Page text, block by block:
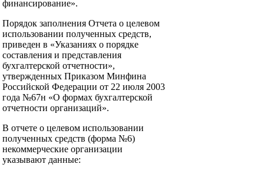
финансирование».
Порядок заполнения Отчета о целевом
использовании полученных средств,
приведен в «Указаниях о порядке
составления и представления
бухгалтерской отчетности»,
утвержденных Приказом Минфина
Российской Федерации от 22 июля 2003
года №67н «О формах бухгалтерской
отчетности организаций».
В отчете о целевом использовании
полученных средств (форма №6)
некоммерческие организации
указывают данные: